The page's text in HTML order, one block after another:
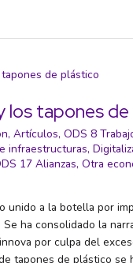
los tapones
, Artículos, ODS 8
infraestructuras,
17 Alianzas, Otra
unido a la botella por
Se ha consolidado la
por culpa del
tapones de plástico se